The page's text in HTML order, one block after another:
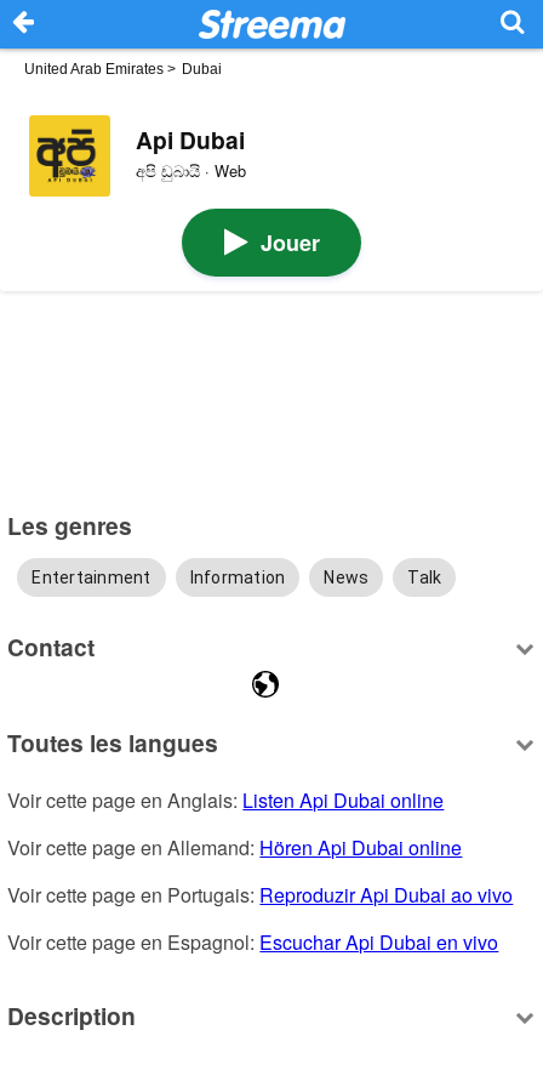
United Arab Emirates > Dubai
Api Dubai
අපි ඩුබායි · Web
Jouer
Les genres
Entertainment Information News Talk
Contact
Toutes les langues
Voir cette page en Anglais: Listen Api Dubai online
Voir cette page en Allemand: Hören Api Dubai online
Voir cette page en Portugais: Reproduzir Api Dubai ao vivo
Voir cette page en Espagnol: Escuchar Api Dubai en vivo
Description